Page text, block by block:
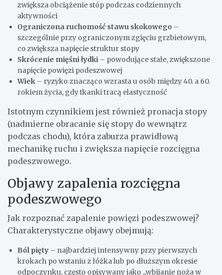
zwiększa obciążenie stóp podczas codziennych
aktywności
Ograniczona ruchomość stawu skokowego –
szczególnie przy ograniczonym zgięciu grzbietowym,
co zwiększa napięcie struktur stopy
Skrócenie mięśni łydki – powodujące stałe, zwiększone
napięcie powięzi podeszwowej
Wiek – ryzyko znacząco wzrasta u osób między 40. a 60.
rokiem życia, gdy tkanki tracą elastyczność
Istotnym czynnikiem jest również pronacja stopy
(nadmierne obracanie się stopy do wewnątrz
podczas chodu), która zaburza prawidłową
mechanikę ruchu i zwiększa napięcie rozcięgna
podeszwowego.
Objawy zapalenia rozcięgna
podeszwowego
Jak rozpoznać zapalenie powięzi podeszwowej?
Charakterystyczne objawy obejmują:
Ból pięty – najbardziej intensywny przy pierwszych
krokach po wstaniu z łóżka lub po dłuższym okresie
odpoczynku, często opisywany jako „wbijanie noża w